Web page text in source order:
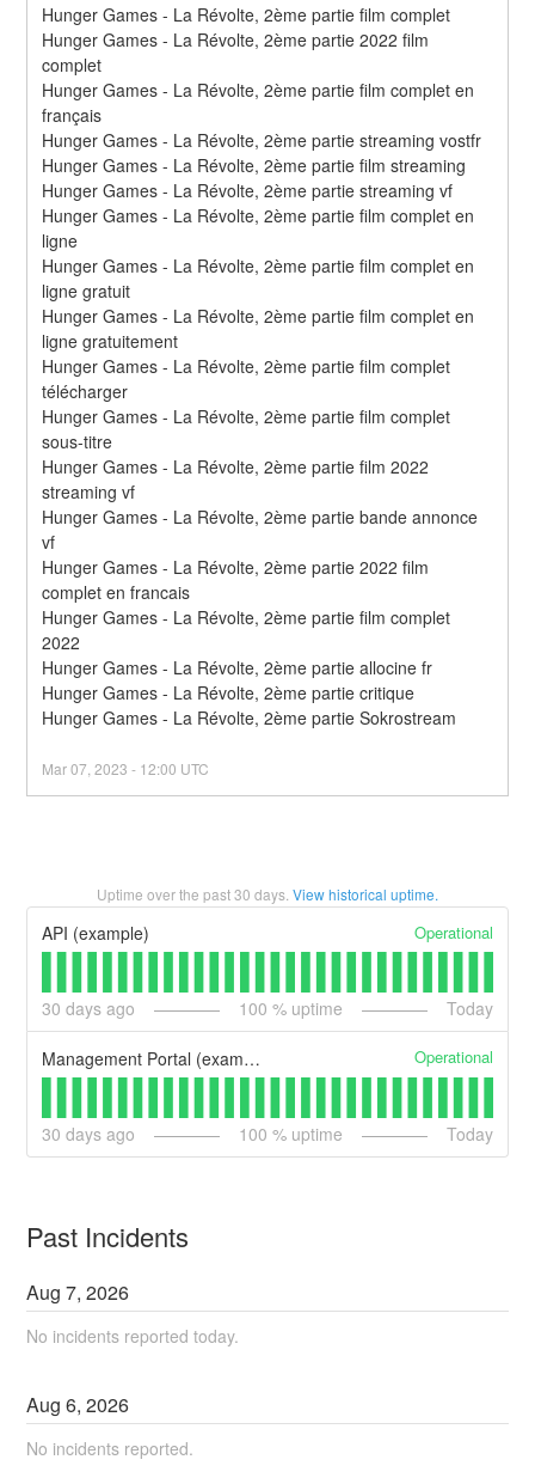
Hunger Games - La Révolte, 2ème partie film complet
Hunger Games - La Révolte, 2ème partie 2022 film
complet
Hunger Games - La Révolte, 2ème partie film complet en
français
Hunger Games - La Révolte, 2ème partie streaming vostfr
Hunger Games - La Révolte, 2ème partie film streaming
Hunger Games - La Révolte, 2ème partie streaming vf
Hunger Games - La Révolte, 2ème partie film complet en
ligne
Hunger Games - La Révolte, 2ème partie film complet en
ligne gratuit
Hunger Games - La Révolte, 2ème partie film complet en
ligne gratuitement
Hunger Games - La Révolte, 2ème partie film complet
télécharger
Hunger Games - La Révolte, 2ème partie film complet
sous-titre
Hunger Games - La Révolte, 2ème partie film 2022
streaming vf
Hunger Games - La Révolte, 2ème partie bande annonce
vf
Hunger Games - La Révolte, 2ème partie 2022 film
complet en francais
Hunger Games - La Révolte, 2ème partie film complet
2022
Hunger Games - La Révolte, 2ème partie allocine fr
Hunger Games - La Révolte, 2ème partie critique
Hunger Games - La Révolte, 2ème partie Sokrostream
Mar07 ,2023 - 12:00 UTC
Uptime over the past30 days. View historical uptime.
API (example) Operational
30 days ago 100 % uptime Today
Management Portal (example) Operational
30 days ago 100 % uptime Today
Past Incidents
Aug7,2026
No incidents reported today.
Aug6,2026
No incidents reported.